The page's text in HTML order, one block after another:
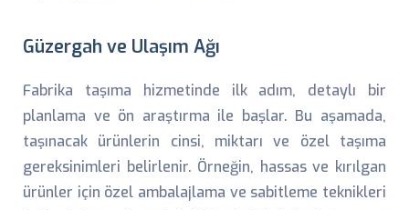
Güzergah ve Ulaşım Ağı
Fabrika taşıma hizmetinde ilk adım, detaylı bir
planlama ve ön araştırma ile başlar. Bu aşamada,
taşınacak ürünlerin cinsi, miktarı ve özel taşıma
gereksinimleri belirlenir. Örneğin, hassas ve kırılgan
ürünler için özel ambalajlama ve sabitleme teknikleri